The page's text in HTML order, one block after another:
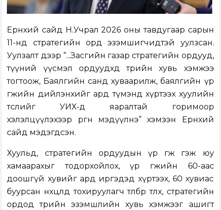
Ерөнхий сайд Н.Учрал 2026 оны тавдугаар сарын
11-нд стратегийн орд эзэмшигчидтэй уулзсан.
Уулзалт дээр “...Засгийн газар стратегийн ордууд,
түүний үүсмэл ордуудхд төрийн хувь хэмжээ
тогтоож, Баялгийн санд хуваарилж, баялгийн үр
өгөөжийн дийлэнхийг ард түмэнд хүртээх хуулийн
төслийг УИХ-д яаралтай горимоор
хэлэлцүүлэхээр өргөн мэдүүлнэ” хэмээн Ерөнхий
сайд мэдэгдсэн.
Хуульд, стратегийн ордуудын үр өгөөж гэж юу
хамаарахыг тодорхойлох, үр өгөөжийн 60-аас
доошгүй хувийг ард иргэдэд хүртээх, 60 хувиас
буурсан нөхцөлд тохируулагч төлбөр төлөх, стратегийн
ордод төрийн эзэмшлийн хувь хэмжээг ашигт